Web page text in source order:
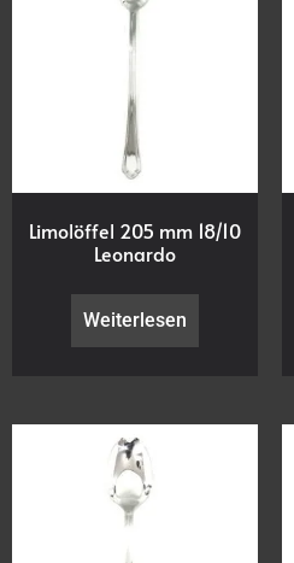
Limolöffel 205 mm 18/10
Leonardo
Weiterlesen